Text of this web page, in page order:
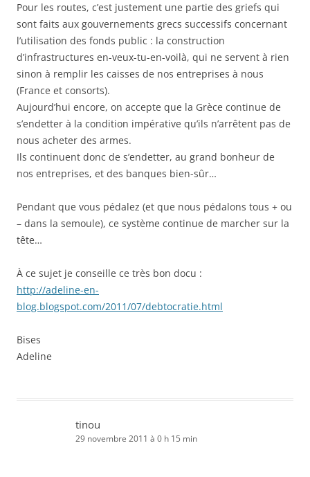
Pour les routes, c’est justement une partie des griefs qui
sont faits aux gouvernements grecs successifs concernant
l’utilisation des fonds public : la construction
d’infrastructures en-veux-tu-en-voilà, qui ne servent à rien
sinon à remplir les caisses de nos entreprises à nous
(France et consorts).
Aujourd’hui encore, on accepte que la Grèce continue de
s’endetter à la condition impérative qu’ils n’arrêtent pas de
nous acheter des armes.
Ils continuent donc de s’endetter, au grand bonheur de
nos entreprises, et des banques bien-sûr…
Pendant que vous pédalez (et que nous pédalons tous + ou
– dans la semoule), ce système continue de marcher sur la
tête…
À ce sujet je conseille ce très bon docu :
http://adeline-en-
blog.blogspot.com/2011/07/debtocratie.html
Bises
Adeline
tinou
29 novembre 2011 à 0 h 15 min